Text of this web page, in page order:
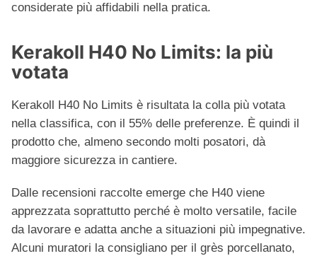
considerate più affidabili nella pratica.
Kerakoll H40 No Limits: la più
votata
Kerakoll H40 No Limits è risultata la colla più votata
nella classifica, con il 55% delle preferenze. È quindi il
prodotto che, almeno secondo molti posatori, dà
maggiore sicurezza in cantiere.
Dalle recensioni raccolte emerge che H40 viene
apprezzata soprattutto perché è molto versatile, facile
da lavorare e adatta anche a situazioni più impegnative.
Alcuni muratori la consigliano per il grès porcellanato,